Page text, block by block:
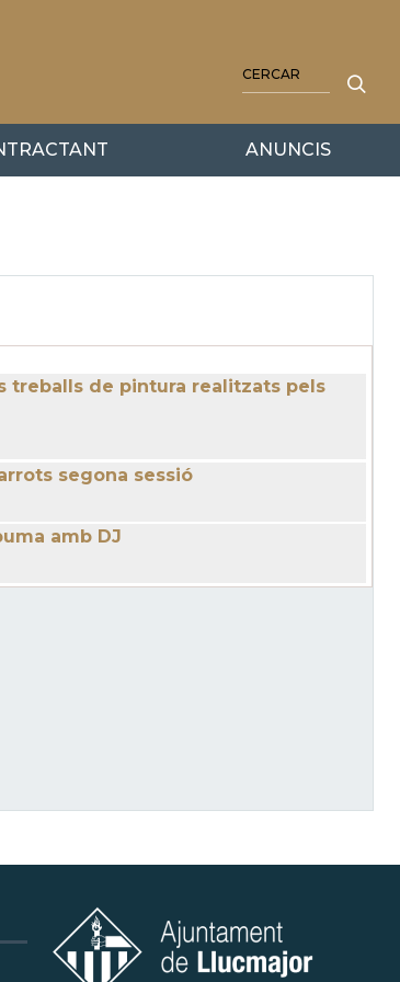
ANUNCIS
treballs de pintura realitzats pels
segona sessió
amb DJ